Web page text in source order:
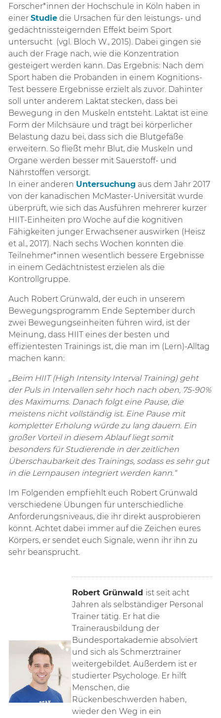
Forscher*innen der Hochschule in Köln haben in
einer Studie die Ursachen für den leistungs- und
gedächtnissteigernden Effekt beim Sport
untersucht (vgl. Bloch W., 2015). Dabei gingen sie
auch der Frage nach, wie die Konzentration
gesteigert werden kann. Das Ergebnis: Nach dem
Sport haben die Probanden in einem Kognitions-
Test bessere Ergebnisse erzielt als zuvor. Dahinter
soll unter anderem Laktat stecken, dass bei
Bewegung in den Muskeln entsteht. Laktat ist eine
Form der Milchsäure und trägt bei körperlicher
Belastung dazu bei, dass sich die Blutgefäße
erweitern. So fließt mehr Blut, die Muskeln und
Organe werden besser mit Sauerstoff- und
Nährstoffen versorgt.
In einer anderen Untersuchung aus dem Jahr 2017
von der kanadischen McMaster-Universität wurde
überprüft, wie sich das Ausführen mehrerer kurzer
HIIT-Einheiten pro Woche auf die kognitiven
Fähigkeiten junger Erwachsener auswirken (Heisz
et al., 2017). Nach sechs Wochen konnten die
Teilnehmer*innen wesentlich bessere Ergebnisse
in einem Gedächtnistest erzielen als die
Kontrollgruppe.
Auch Robert Grünwald, der euch in unserem
Bewegungsprogramm Ende September durch
zwei Bewegungseinheiten führen wird, ist der
Meinung, dass HIIT eines der besten und
effizientesten Trainings ist, die man im (Lern)-Alltag
machen kann:
„Beim HIIT (High Intensity Interval Training) geht
der Puls in Intervallen sehr hoch nach oben, 75-90%
des Maximums. Danach folgt eine Pause, die
meistens nicht vollständig ist. Eine Pause mit
kompletter Erholung würde zu lang dauern. Ein
großer Vorteil in diesem Ablauf liegt somit
besonders für Studierende in der zeitlichen
Überschaubarkeit des Trainings, sodass es sehr gut
in die Lernpausen integriert werden kann.“
Im Folgenden empfiehlt euch Robert Grünwald
verschiedene Übungen für unterschiedliche
Anforderungsniveaus, die ihr direkt ausprobieren
könnt. Achtet dabei immer auf die Zeichen eures
Körpers, er sendet euch Signale, wenn ihr ihn zu
sehr beansprucht.
Robert Grünwald ist seit acht
Jahren als selbständiger Personal
Trainer tätig. Er hat die
Trainerausbildung der
Bundesportakademie absolviert
und sich als Schmerztrainer
weitergebildet. Außerdem ist er
studierter Psychologe. Er hilft
Menschen, die
Rückenbeschwerden haben,
wieder den Weg in ein